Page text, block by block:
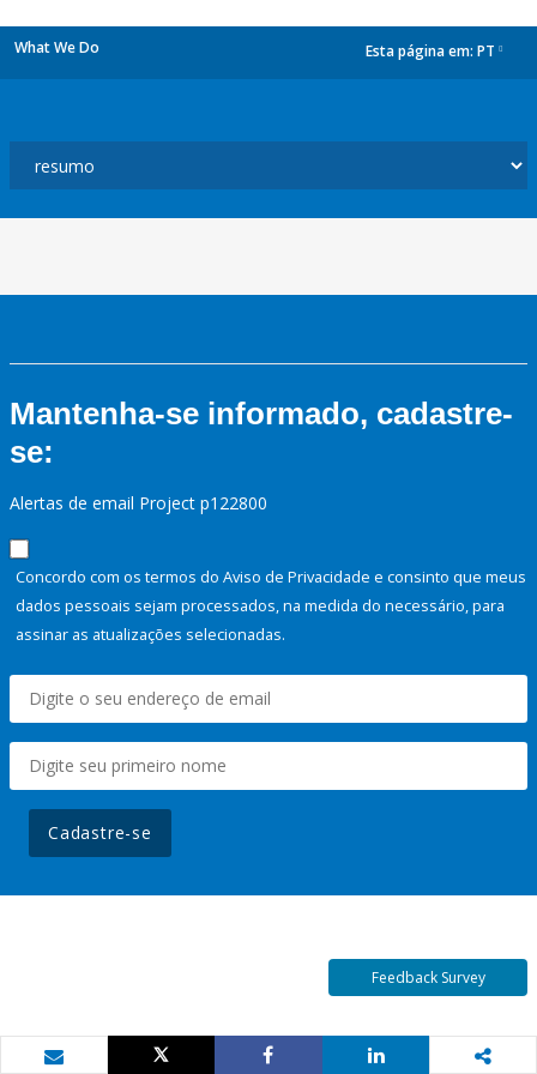
What We Do Esta página em: PT
Mantenha-se informado, cadastre-
se:
Alertas de email Project p122800
Concordo com os termos do Aviso de Privacidade e consinto que meus
dados pessoais sejam processados, na medida do necessário, para
assinar as atualizações selecionadas.
Cadastre-se
Feedback Survey